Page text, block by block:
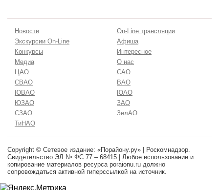
Новости
On-Line трансляции
Экскурсии On-Line
Афиша
Конкурсы
Интересное
Медиа
О нас
ЦАО
САО
СВАО
ВАО
ЮВАО
ЮАО
ЮЗАО
ЗАО
СЗАО
ЗелАО
ТиНАО
Copyright © Сетевое издание: «Порайону.ру» | Роскомнадзор.
Свидетельство ЭЛ № ФС 77 – 68415 | Любое использование и
копирование материалов ресурса poraionu.ru должно
сопровождаться активной гиперссылкой на источник.